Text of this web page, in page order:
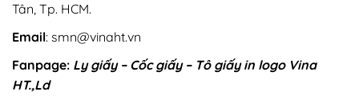
Tân, Tp. HCM.
Email: smn@vinaht.vn
Fanpage: Ly giấy – Cốc giấy – Tô giấy in logo Vina
HT.,Ld